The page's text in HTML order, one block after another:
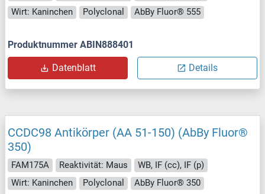
Wirt: Kaninchen
Polyclonal AbBy Fluor® 555
Produktnummer ABIN888401
Datenblatt Details
CCDC98 Antikörper (AA 51-150) (AbBy Fluor®
350)
FAM175A Reaktivität: Maus
WB, IF (cc), IF (p)
Wirt: Kaninchen
Polyclonal AbBy Fluor® 350